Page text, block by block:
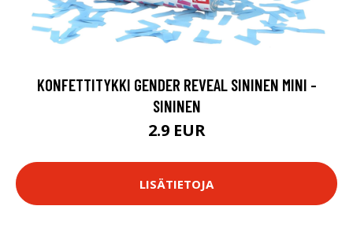
KONFETTITYKKI GENDER REVEAL SININEN MINI -
SININEN
2.9 EUR
LISÄTIETOJA